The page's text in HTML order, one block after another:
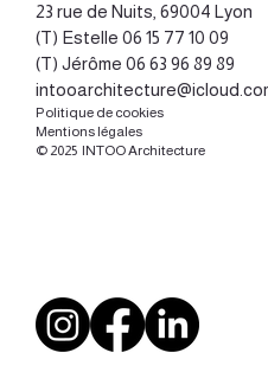
23 rue de Nuits, 69004 Lyon
(T) Estelle 06 15 77 10 09
(T) Jérôme 06 63 96 89 89
Politique de cookies
Mentions légales
© 2025 INTOO Architecture